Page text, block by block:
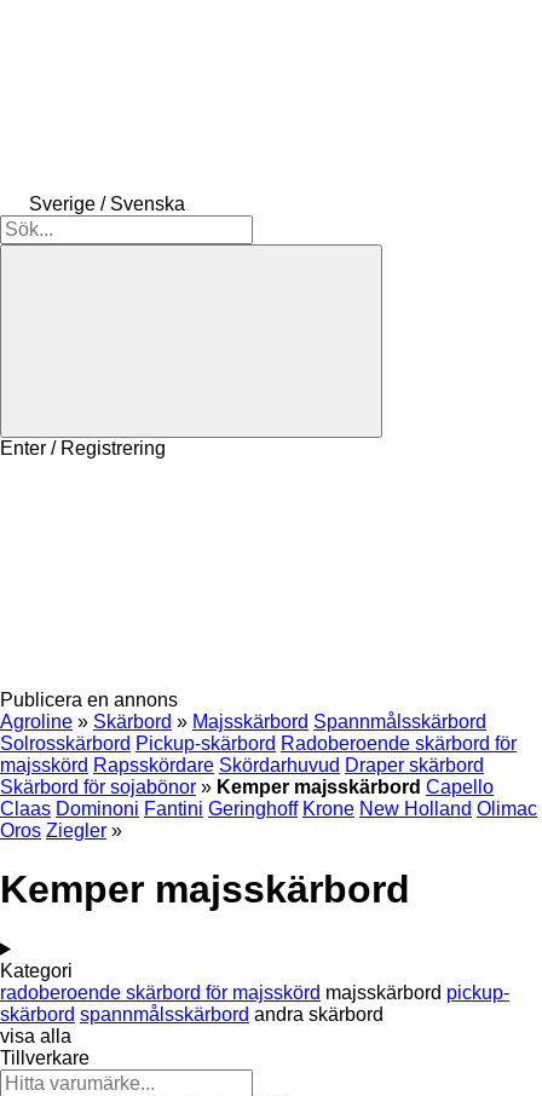
Sverige / Svenska
Enter / Registrering
Publicera en annons
Agroline » Skärbord » Majsskärbord Spannmålsskärbord
Solrosskärbord Pickup-skärbord Radoberoende skärbord för
majsskörd Rapsskördare Skördarhuvud Draper skärbord
Skärbord för sojabönor » Kemper majsskärbord Capello
Claas Dominoni Fantini Geringhoff Krone New Holland Olimac
Oros Ziegler »
Kemper majsskärbord
Kategori
radoberoende skärbord för majsskörd majsskärbord pickup-
skärbord spannmålsskärbord andra skärbord
visa alla
Tillverkare